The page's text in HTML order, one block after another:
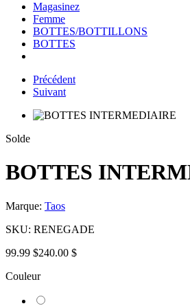
Magasinez
Femme
BOTTES/BOTTILLONS
BOTTES
Précédent
Suivant
Solde
BOTTES
Marque: Taos
SKU: RENEGADE
99.99 $240.00 $
Couleur